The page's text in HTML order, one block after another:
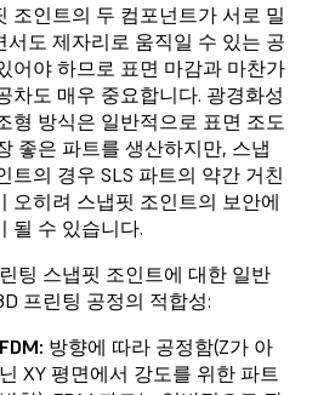
조인트의 두 컴포넌트가 서로 밀
서도 제자리로 움직일 수 있는 공
어야 하므로 표면 마감과 마찬가
차도 매우 중요합니다. 광경화성
형 방식은 일반적으로 표면 조도
좋은 파트를 생산하지만, 스냅
트의 경우 SLS 파트의 약간 거친
오히려 스냅핏 조인트의 보안에
될 수 있습니다.
팅 스냅핏 조인트에 대한 일반
프린팅 공정의 적합성:
FDM: 방향에 따라 공정함(Z가 아
닌 XY 평면에서 강도를 위한 파트